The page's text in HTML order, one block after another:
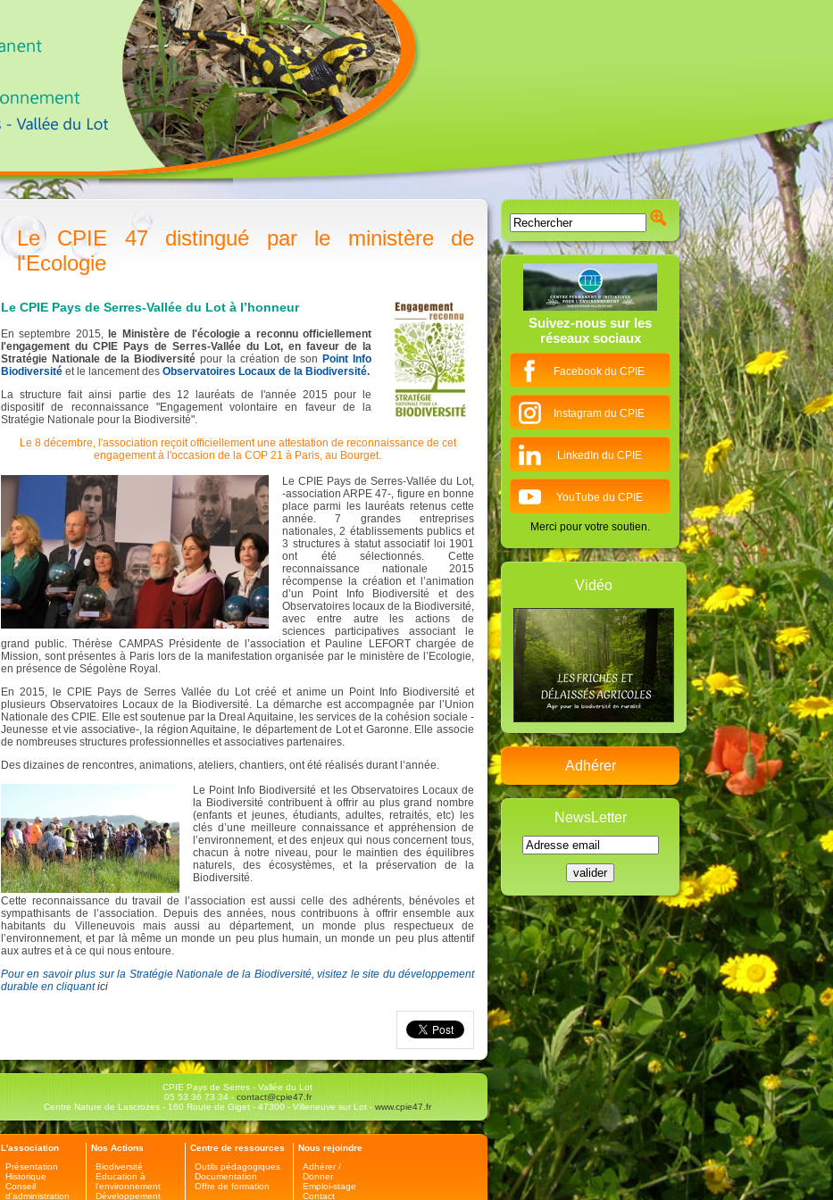
Le CPIE 47 distingué par le ministère de
l'Ecologie
Le CPIE Pays de Serres-Vallée du Lot à l’honneur
En septembre 2015, le Ministère de l'écologie a reconnu officiellement
l'engagement du CPIE Pays de Serres-Vallée du Lot, en faveur de la
Stratégie Nationale de la Biodiversité pour la création de son Point Info
Biodiversité et le lancement des Observatoires Locaux de la Biodiversité.
La structure fait ainsi partie des 12 lauréats de l'année 2015 pour le
dispositif de reconnaissance "Engagement volontaire en faveur de la
Stratégie Nationale pour la Biodiversité".
Le 8 décembre, l'association reçoit officiellement une attestation de reconnaissance de cet
engagement à l'occasion de la COP 21 à Paris, au Bourget.
Le CPIE Pays de Serres-Vallée du Lot,
-association ARPE 47-, figure en bonne
place parmi les lauréats retenus cette
année. 7 grandes entreprises
nationales, 2 établissements publics et
3 structures à statut associatif loi 1901
ont été sélectionnés. Cette
reconnaissance nationale 2015
récompense la création et l’animation
d’un Point Info Biodiversité et des
Observatoires locaux de la Biodiversité,
avec entre autre les actions de
sciences participatives associant le
grand public. Thérèse CAMPAS Présidente de l’association et Pauline LEFORT chargée de
Mission, sont présentes à Paris lors de la manifestation organisée par le ministère de l’Ecologie,
en présence de Ségolène Royal.
En 2015, le CPIE Pays de Serres Vallée du Lot créé et anime un Point Info Biodiversité et
plusieurs Observatoires Locaux de la Biodiversité. La démarche est accompagnée par l’Union
Nationale des CPIE. Elle est soutenue par la Dreal Aquitaine, les services de la cohésion sociale -
Jeunesse et vie associative-, la région Aquitaine, le département de Lot et Garonne. Elle associe
de nombreuses structures professionnelles et associatives partenaires.
Des dizaines de rencontres, animations, ateliers, chantiers, ont été réalisés durant l’année.
Le Point Info Biodiversité et les Observatoires Locaux de
la Biodiversité contribuent à offrir au plus grand nombre
(enfants et jeunes, étudiants, adultes, retraités, etc) les
clés d’une meilleure connaissance et appréhension de
l’environnement, et des enjeux qui nous concernent tous,
chacun à notre niveau, pour le maintien des équilibres
naturels, des écosystèmes, et la préservation de la
Biodiversité.
Cette reconnaissance du travail de l’association est aussi celle des adhérents, bénévoles et
sympathisants de l’association. Depuis des années, nous contribuons à offrir ensemble aux
habitants du Villeneuvois mais aussi au département, un monde plus respectueux de
l’environnement, et par là même un monde un peu plus humain, un monde un peu plus attentif
aux autres et à ce qui nous entoure.
Pour en savoir plus sur la Stratégie Nationale de la Biodiversité, visitez le site du développement
durable en cliquantici
CPIE Pays de Serres - Vallée du Lot
05 53 36 73 34 - contact@cpie47.fr
Centre Nature de Lascrozes - 160 Route de Giget - 47300 - Villeneuve sur Lot - www.cpie47.fr
L'association
Présentation
Historique
Conseil
d'administration
Nos Actions
Biodiversité
Education à
l'environnement
Développement
Centre de ressources
Outils pédagogiques
Documentation
Offre de formation
Nous rejoindre
Adhérer /
Donner
Emploi-stage
Contact
Suivez-nous sur les
réseaux sociaux
Facebook du CPIE
Instagram du CPIE
LinkedIn du CPIE
YouTube du CPIE
Merci pour votre soutien.
Vidéo
Adhérer
NewsLetter